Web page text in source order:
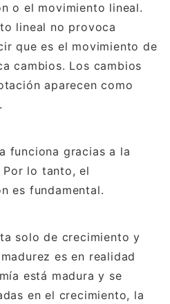
o el movimiento lineal.
lineal no provoca
que es el movimiento de
cambios. Los cambios
aparecen como
funciona gracias a la
lo tanto, el
es fundamental.
solo de crecimiento y
es en realidad
está madura y se
en el crecimiento, la